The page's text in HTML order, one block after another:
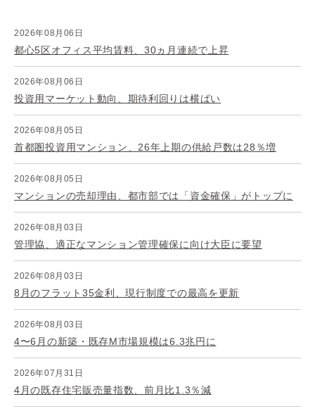
2026年08月06日
都心5区オフィス平均賃料、30ヵ月連続で上昇
2026年08月06日
投資用マーケット動向、期待利回りは横ばい
2026年08月05日
首都圏投資用マンション、26年上期の供給戸数は28％増
2026年08月05日
マンションの売却理由、都市部では「資金確保」がトップに
2026年08月03日
管理協、適正なマンション管理確保に向け大臣に要望
2026年08月03日
8月のフラット35金利、現行制度での最高を更新
2026年08月03日
4〜6月の新築・既存M市場規模は6.3兆円に
2026年07月31日
4月の既存住宅販売量指数、前月比1.3％減